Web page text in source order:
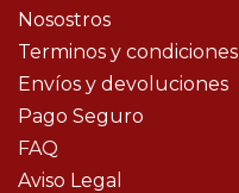
Nosostros
Terminos y condiciones
Envíos y devoluciones
Pago Seguro
FAQ
Aviso Legal